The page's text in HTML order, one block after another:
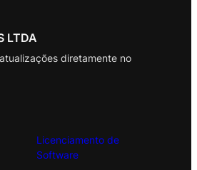
LTDA
diretamente no
Licenciamento de
Software